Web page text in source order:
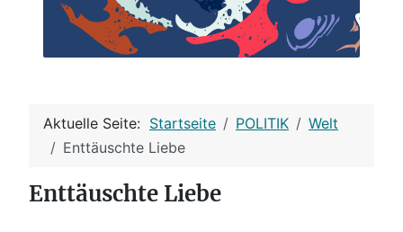
Aktuelle Seite: Startseite POLITIK
Welt
Enttäuschte Liebe
Enttäuschte Liebe